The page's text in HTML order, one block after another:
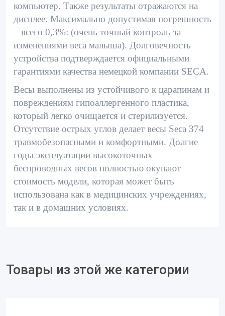
компьютер. Также результаты отражаются на
дисплее. Максимально допустимая погрешность
– всего 0,3%: (очень точный контроль за
изменениями веса малыша). Долговечность
устройства подтверждается официальными
гарантиями качества немецкой компании SECA.
Весы выполнены из устойчивого к царапинам и
повреждениям гипоаллергенного пластика,
который легко очищается и стерилизуется.
Отсутствие острых углов делает весы Seca 374
травмобезопасными и комфортными. Долгие
годы эксплуатации высокоточных
беспроводных весов полностью окупают
стоимость модели, которая может быть
использована как в медицинских учреждениях,
так и в домашних условиях.
Товары из этой же категории